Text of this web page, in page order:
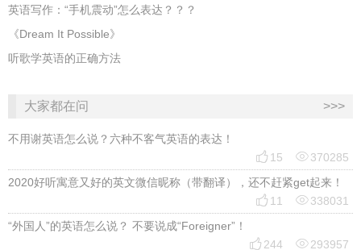
英语写作：“手机震动”怎么表达？？？
《Dream It Possible》
听歌学英语的正确方法
大家都在问 >>>
不用谢英语怎么说？六种不客气英语的表达！
 15 370285
2020好听寓意又好的英文微信昵称（带翻译），还不赶紧get起来！
 11 338031
“外国人”的英语怎么说？ 不要说成“Foreigner”！
 244 293957